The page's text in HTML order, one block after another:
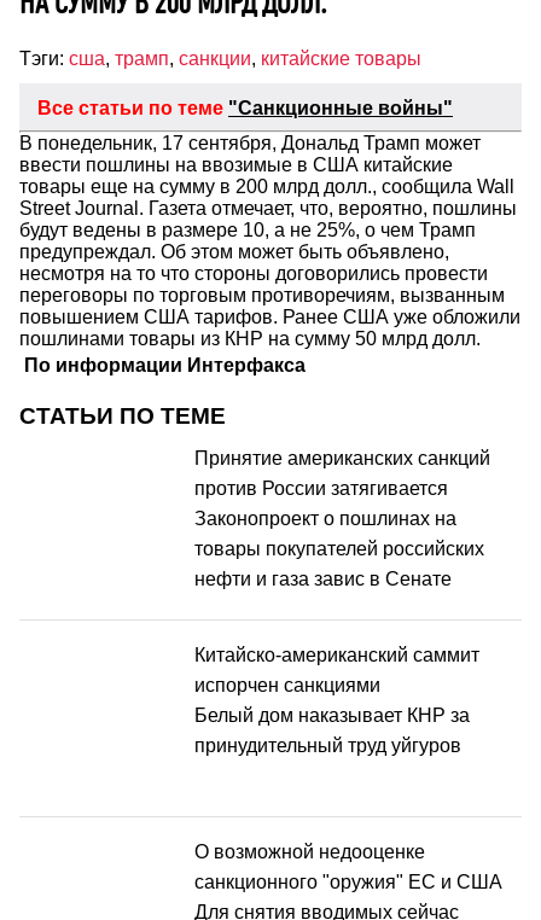
Тэги: сша, трамп, санкции, китайские товары
Все статьи по теме "Санкционные войны"
В понедельник, 17 сентября, Дональд Трамп может
ввести пошлины на ввозимые в США китайские
товары еще на сумму в 200 млрд долл., сообщила Wall
Street Journal. Газета отмечает, что, вероятно, пошлины
будут ведены в размере 10, а не 25%, о чем Трамп
предупреждал. Об этом может быть объявлено,
несмотря на то что стороны договорились провести
переговоры по торговым противоречиям, вызванным
повышением США тарифов. Ранее США уже обложили
пошлинами товары из КНР на сумму 50 млрд долл.
По информации Интерфакса
СТАТЬИ ПО ТЕМЕ
Принятие американских санкций
против России затягивается
Законопроект о пошлинах на
товары покупателей российских
нефти и газа завис в Сенате
Китайско-американский саммит
испорчен санкциями
Белый дом наказывает КНР за
принудительный труд уйгуров
О возможной недооценке
санкционного "оружия" ЕС и США
Для снятия вводимых сейчас